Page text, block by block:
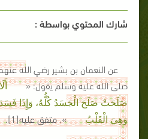
شارك المحتوي بواسطة :
عن النعمان بن بشير رضي الله
صلى الله عليه وسلم يقول: «
صَلَحَتْ صَلَحَ الْجَسَدُ كُلُّهُ، وَإِذَا
وَهِيَ الْقَلْبُ
». متفق عليه[1].